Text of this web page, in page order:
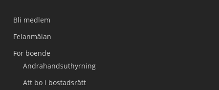
Bli medlem
Felanmälan
För boende
Andrahandsuthyrning
Att bo i bostadsrätt